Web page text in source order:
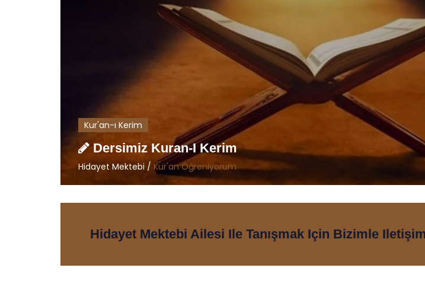
Kur'an-ı Kerim
Dersimiz Kuran-I Kerim
Hidayet Mektebi / Kur'an Öğreniyorum
Hidayet Mektebi Ailesi Ile Tanışmak Için Bizimle